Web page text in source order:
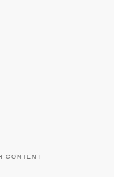
CONTENT